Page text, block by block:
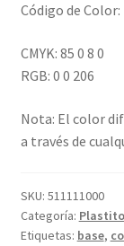
Código de Color:
CMYK: 85 0 8 0
RGB: 0 0 206
Nota: El color
a través de
SKU: 511111000
Categoría:
Etiquetas: base,